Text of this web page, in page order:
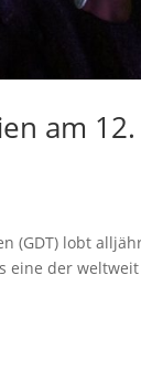
am 12.
(GDT) lobt
eine der weltweit